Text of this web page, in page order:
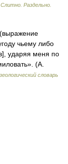
Слитно. Раздельно.
чьему либо
ударяя меня по
(А.
словарь